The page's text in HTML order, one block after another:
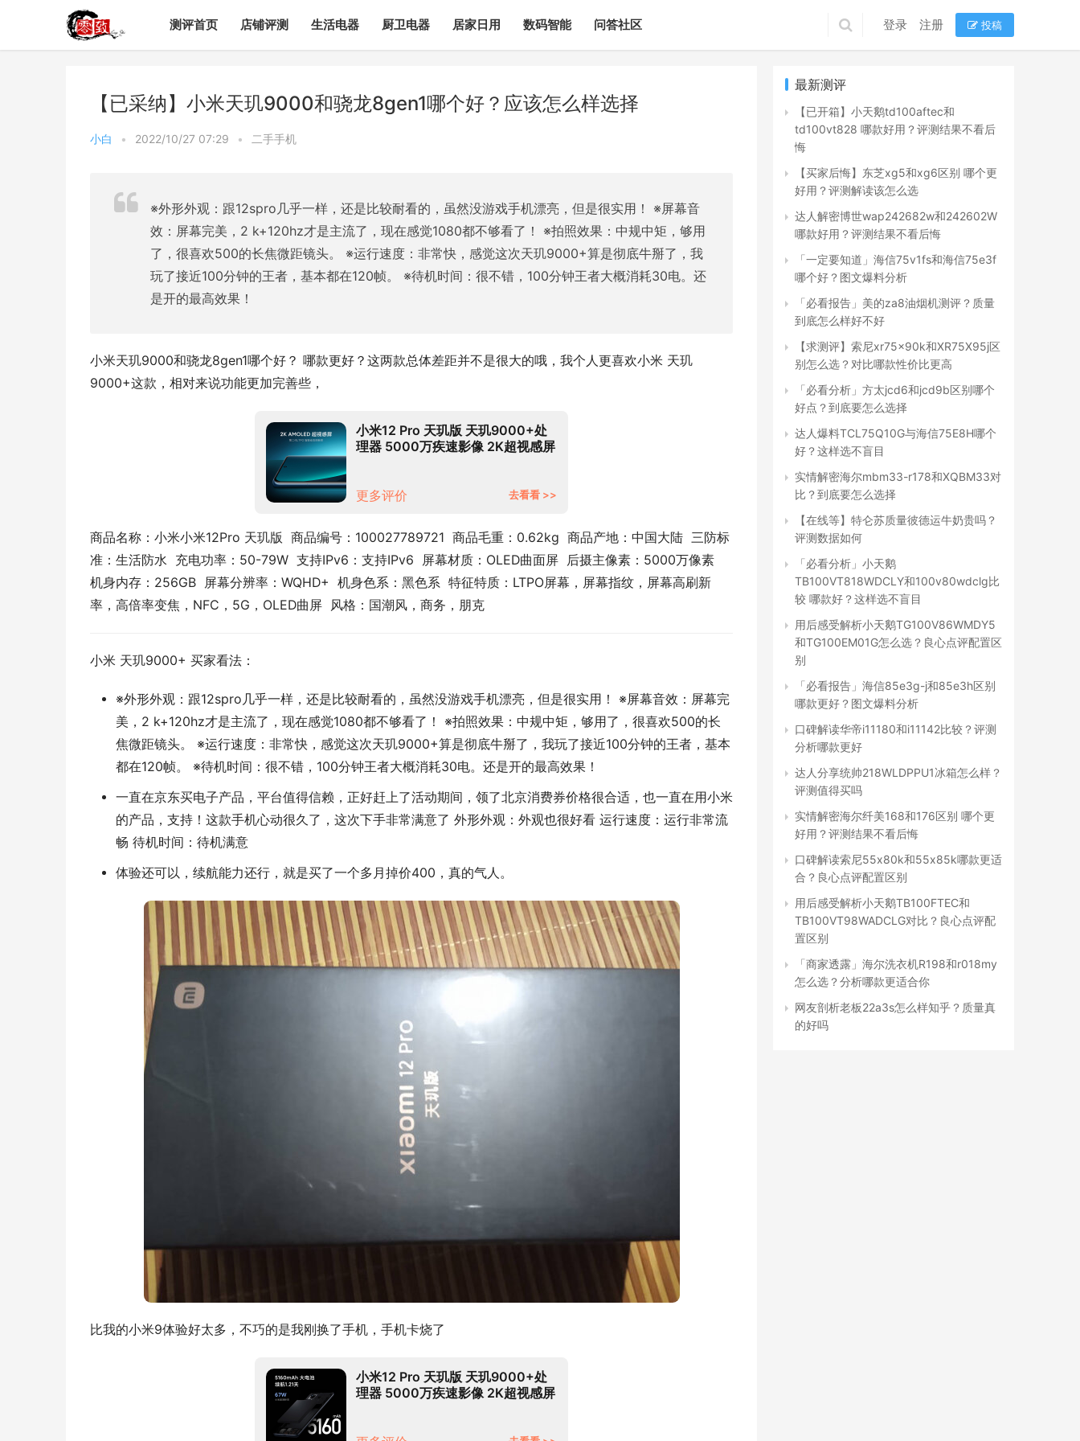
测评首页 店铺评测 生活电器 厨卫电器 居家日用 数码智能 问答社区 登录 注册 投稿
【已采纳】小米天玑9000和骁龙8gen1哪个好？应该怎么样选择
小白 • 2022/10/27 07:29 • 二手手机
※外形外观：跟12spro几乎一样，还是比较耐看的，虽然没游戏手机漂亮，但是很实用！ ※屏幕音
效：屏幕完美，2 k+120hz才是主流了，现在感觉1080都不够看了！ ※拍照效果：中规中矩，够用
了，很喜欢500的长焦微距镜头。 ※运行速度：非常快，感觉这次天玑9000+算是彻底牛掰了，我
玩了接近100分钟的王者，基本都在120帧。 ※待机时间：很不错，100分钟王者大概消耗30电。还
是开的最高效果！
小米天玑9000和骁龙8gen1哪个好？ 哪款更好？这两款总体差距并不是很大的哦，我个人更喜欢小米 天玑
9000+这款，相对来说功能更加完善些，
小米12 Pro 天玑版 天玑9000+处
理器 5000万疾速影像 2K超视感屏
更多评价
去看看 >>
商品名称：小米小米12Pro 天玑版  商品编号：100027789721  商品毛重：0.62kg  商品产地：中国大陆  三防标
准：生活防水  充电功率：50-79W  支持IPv6：支持IPv6  屏幕材质：OLED曲面屏  后摄主像素：5000万像素
机身内存：256GB  屏幕分辨率：WQHD+  机身色系：黑色系  特征特质：LTPO屏幕，屏幕指纹，屏幕高刷新
率，高倍率变焦，NFC，5G，OLED曲屏  风格：国潮风，商务，朋克
小米 天玑9000+ 买家看法：
※外形外观：跟12spro几乎一样，还是比较耐看的，虽然没游戏手机漂亮，但是很实用！ ※屏幕音效：屏幕完
美，2 k+120hz才是主流了，现在感觉1080都不够看了！ ※拍照效果：中规中矩，够用了，很喜欢500的长
焦微距镜头。 ※运行速度：非常快，感觉这次天玑9000+算是彻底牛掰了，我玩了接近100分钟的王者，基本
都在120帧。 ※待机时间：很不错，100分钟王者大概消耗30电。还是开的最高效果！
一直在京东买电子产品，平台值得信赖，正好赶上了活动期间，领了北京消费券价格很合适，也一直在用小米
的产品，支持！这款手机心动很久了，这次下手非常满意了 外形外观：外观也很好看 运行速度：运行非常流
畅 待机时间：待机满意
体验还可以，续航能力还行，就是买了一个多月掉价400，真的气人。
比我的小米9体验好太多，不巧的是我刚换了手机，手机卡烧了
小米12 Pro 天玑版 天玑9000+处
理器 5000万疾速影像 2K超视感屏
最新测评
【已开箱】小天鹅td100aftec和
td100vt828 哪款好用？评测结果不看后
悔
【买家后悔】东芝xg5和xg6区别 哪个更
好用？评测解读该怎么选
达人解密博世wap242682w和242602W
哪款好用？评测结果不看后悔
「一定要知道」海信75v1fs和海信75e3f
哪个好？图文爆料分析
「必看报告」美的za8油烟机测评？质量
到底怎么样好不好
【求测评】索尼xr75x90k和XR75X95j区
别怎么选？对比哪款性价比更高
「必看分析」方太jcd6和jcd9b区别哪个
好点？到底要怎么选择
达人爆料TCL75Q10G与海信75E8H哪个
好？这样选不盲目
实情解密海尔mbm33-r178和XQBM33对
比？到底要怎么选择
【在线等】特仑苏质量彼德运牛奶贵吗？
评测数据如何
「必看分析」小天鹅
TB100VT818WDCLY和100v80wdclg比
较 哪款好？这样选不盲目
用后感受解析小天鹅TG100V86WMDY5
和TG100EM01G怎么选？良心点评配置区
别
「必看报告」海信85e3g-j和85e3h区别
哪款更好？图文爆料分析
口碑解读华帝i11180和i11142比较？评测
分析哪款更好
达人分享统帅218WLDPPU1冰箱怎么样？
评测值得买吗
实情解密海尔纤美168和176区别 哪个更
好用？评测结果不看后悔
口碑解读索尼55x80k和55x85k哪款更适
合？良心点评配置区别
用后感受解析小天鹅TB100FTEC和
TB100VT98WADCLG对比？良心点评配
置区别
「商家透露」海尔洗衣机R198和r018my
怎么选？分析哪款更适合你
网友剖析老板22a3s怎么样知乎？质量真
的好吗